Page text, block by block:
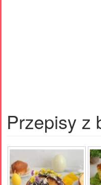
Przepisy z